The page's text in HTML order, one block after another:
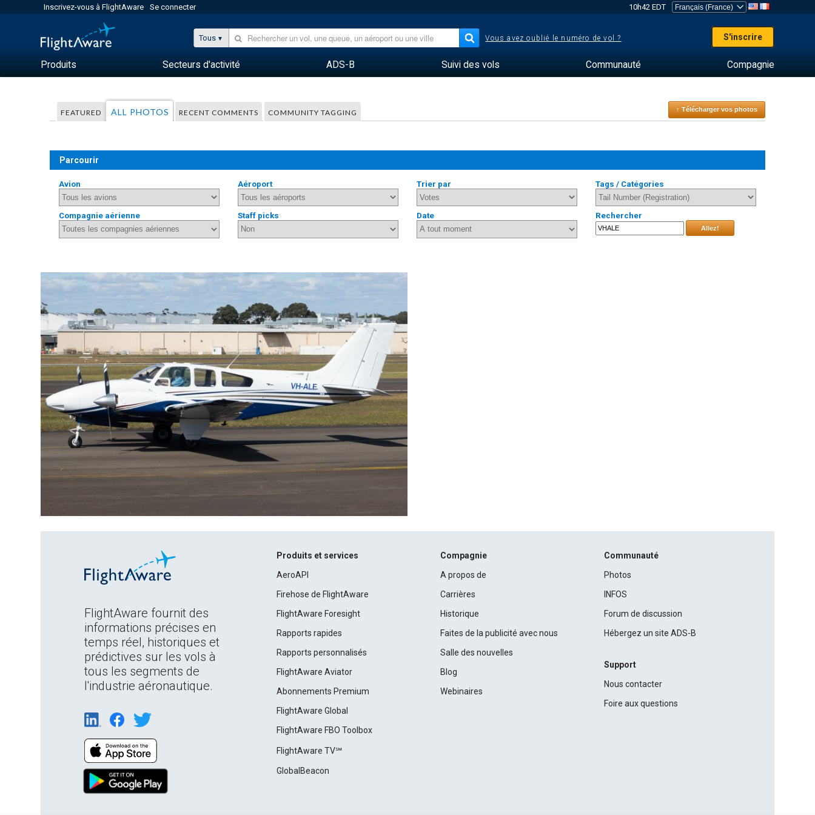
Inscrivez-vous à FlightAware Se connecter 10h42 EDT
Tous Vous avez oublié le numéro de vol ? S'inscrire
Produits Secteurs d'activité ADS-B Suivi des vols Communauté Compagnie
FEATURED ALL PHOTOS RECENT COMMENTS COMMUNITY TAGGING ↑ Télécharger vos photos
Parcourir
Avion Aéroport Trier par Tags / Catégories
Compagnie aérienne Staff picks Date Rechercher
Allez!
FlightAware fournit des
informations précises en
temps réel, historiques et
prédictives sur les vols à
tous les segments de
l'industrie aéronautique.
Produits et services
AeroAPI
Firehose de FlightAware
FlightAware Foresight
Rapports rapides
Rapports personnalisés
FlightAware Aviator
Abonnements Premium
FlightAware Global
FlightAware FBO Toolbox
FlightAware TV℠
GlobalBeacon
Compagnie
A propos de
Carrières
Historique
Faites de la publicité avec nous
Salle des nouvelles
Blog
Webinaires
Communauté
Photos
INFOS
Forum de discussion
Hébergez un site ADS-B
Support
Nous contacter
Foire aux questions